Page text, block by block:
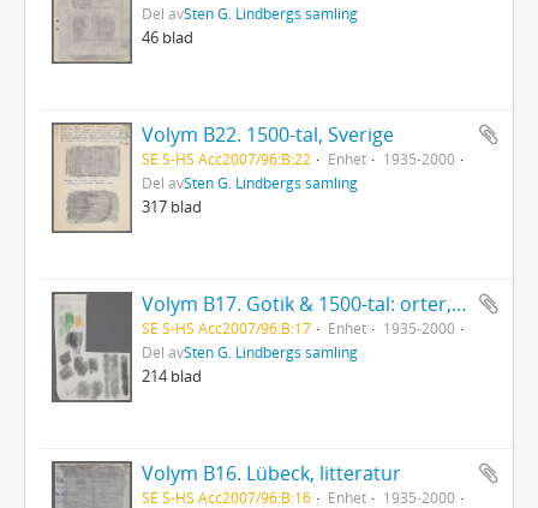
Del avSten G. Lindbergs samling
46 blad
Volym B22. 1500-tal, Sverige
SE S-HS Acc2007/96:B:22 Enhet
1935-2000
Del avSten G. Lindbergs samling
317 blad
Volym B17. Gotik & 1500-tal: orter, Tyskland & Buda, Olmütz
SE S-HS Acc2007/96:B:17 Enhet
1935-2000
Del avSten G. Lindbergs samling
214 blad
Volym B16. Lübeck, litteratur
SE S-HS Acc2007/96:B:16 Enhet
1935-2000